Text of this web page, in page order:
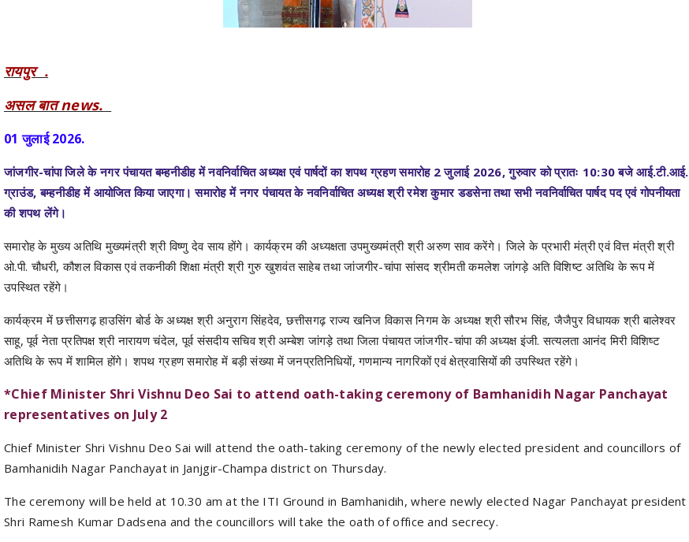
रायपुर .
असल बात news.
01 जुलाई 2026.
जांजगीर-चांपा जिले के नगर पंचायत बम्हनीडीह में नवनिर्वाचित अध्यक्ष एवं पार्षदों का शपथ ग्रहण समारोह 2 जुलाई 2026, गुरुवार को प्रातः 10:30 बजे आई.टी.आई.
ग्राउंड, बम्हनीडीह में आयोजित किया जाएगा। समारोह में नगर पंचायत के नवनिर्वाचित अध्यक्ष श्री रमेश कुमार डडसेना तथा सभी नवनिर्वाचित पार्षद पद एवं गोपनीयता
की शपथ लेंगे।
समारोह के मुख्य अतिथि मुख्यमंत्री श्री विष्णु देव साय होंगे। कार्यक्रम की अध्यक्षता उपमुख्यमंत्री श्री अरुण साव करेंगे। जिले के प्रभारी मंत्री एवं वित्त मंत्री श्री
ओ.पी. चौधरी, कौशल विकास एवं तकनीकी शिक्षा मंत्री श्री गुरु खुशवंत साहेब तथा जांजगीर-चांपा सांसद श्रीमती कमलेश जांगड़े अति विशिष्ट अतिथि के रूप में
उपस्थित रहेंगे।
कार्यक्रम में छत्तीसगढ़ हाउसिंग बोर्ड के अध्यक्ष श्री अनुराग सिंहदेव, छत्तीसगढ़ राज्य खनिज विकास निगम के अध्यक्ष श्री सौरभ सिंह, जैजैपुर विधायक श्री बालेश्वर
साहू, पूर्व नेता प्रतिपक्ष श्री नारायण चंदेल, पूर्व संसदीय सचिव श्री अम्बेश जांगड़े तथा जिला पंचायत जांजगीर-चांपा की अध्यक्ष इंजी. सत्यलता आनंद मिरी विशिष्ट
अतिथि के रूप में शामिल होंगे। शपथ ग्रहण समारोह में बड़ी संख्या में जनप्रतिनिधियों, गणमान्य नागरिकों एवं क्षेत्रवासियों की उपस्थित रहेंगे।
*Chief Minister Shri Vishnu Deo Sai to attend oath-taking ceremony of Bamhanidih Nagar Panchayat
representatives on July 2
Chief Minister Shri Vishnu Deo Sai will attend the oath-taking ceremony of the newly elected president and councillors of
Bamhanidih Nagar Panchayat in Janjgir-Champa district on Thursday.
The ceremony will be held at 10.30 am at the ITI Ground in Bamhanidih, where newly elected Nagar Panchayat president
Shri Ramesh Kumar Dadsena and the councillors will take the oath of office and secrecy.